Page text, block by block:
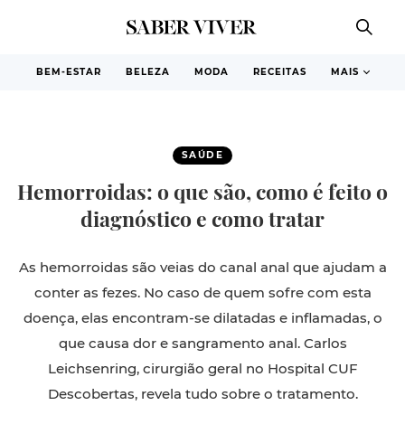
BEM-ESTAR BELEZA MODA RECEITAS MAIS
SAÚDE
Hemorroidas: o que são, como é feito o
diagnóstico e como tratar
As hemorroidas são veias do canal anal que ajudam a
conter as fezes. No caso de quem sofre com esta
doença, elas encontram-se dilatadas e inflamadas, o
que causa dor e sangramento anal. Carlos
Leichsenring, cirurgião geral no Hospital CUF
Descobertas, revela tudo sobre o tratamento.